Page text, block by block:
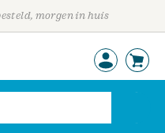
morgen in huis